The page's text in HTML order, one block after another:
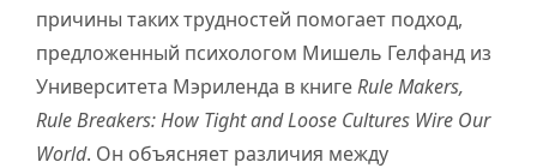
причины таких трудностей помогает подход,
предложенный психологом Мишель Гелфанд из
Университета Мэриленда в книгеRule Makers,
Rule Breakers: How Tight and Loose Cultures Wire Our
World. Он объясняет различия между